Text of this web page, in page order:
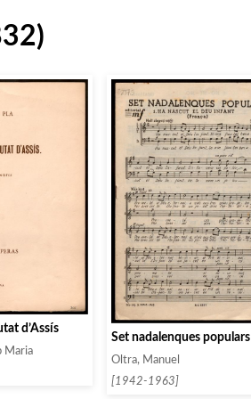
d’Assís
Maria
Set nadalenques populars
Oltra, Manuel
[1942-1963]